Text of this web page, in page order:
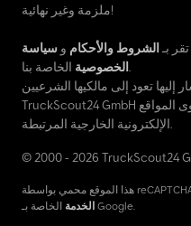
ملزمة وغير نهائية!
بـ الشروط والأحكام و سياسة
الخصوصيةالخاصة بنا.
TruckScout24 GmbH لا يتحمل المسؤولية عن محتوى المواقع
الإلكترونية الخارجية المرتبطة.
© 2000 - 2026 TruckScout24
الخدمة الخاصة بـ Google.